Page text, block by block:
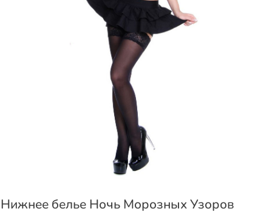
Нижнее белье Ночь Морозных Узоров